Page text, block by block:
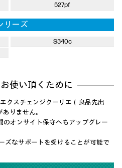
527pf
リーズ
S340c
使い頂くために
クスチェンジクーリエ（良品先出
りません。
のオンサイト保守へもアップグレー
ズなサポートを受けることが可能で